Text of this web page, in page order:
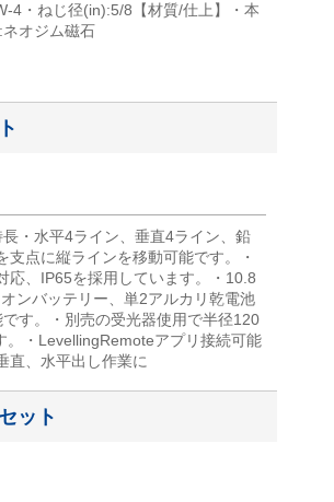
4・ねじ径(in):5/8【材質/仕上】・本
オジム磁石
・水平4ライン、垂直4ライン、鉛
支点に縦ラインを移動可能です。・
応、IP65を採用しています。・10.8
ンバッテリー、単2アルカリ乾電池
す。・別売の受光器使用で半径120
。・LevellingRemoteアプリ接続可能
直、水平出し作業に
ット